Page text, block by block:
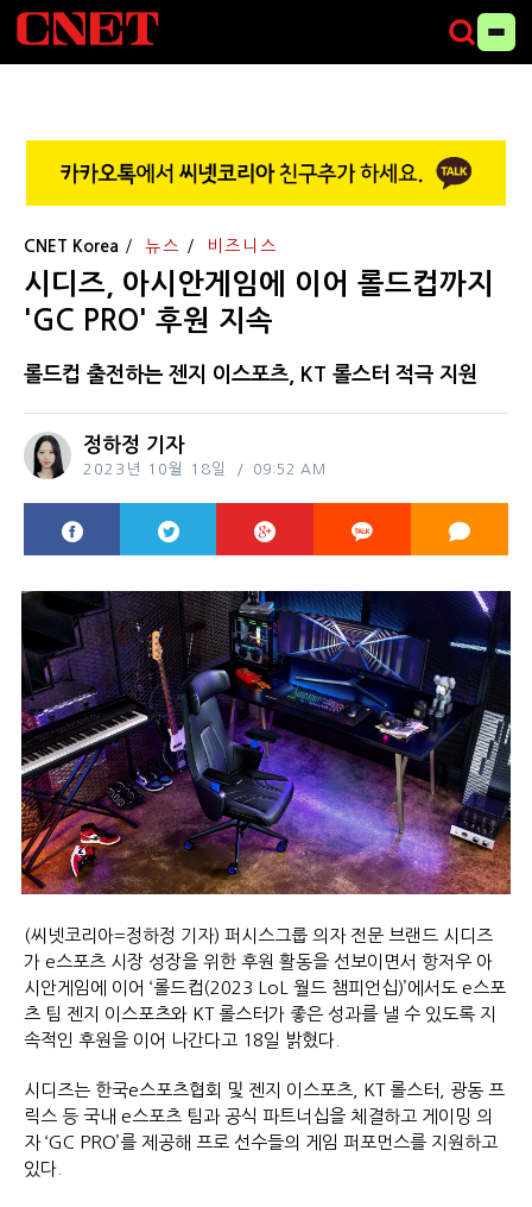
CNET Korea 뉴스 비즈니스
시디즈, 아시안게임에 이어 롤드컵까지
'GC PRO' 후원 지속
롤드컵 출전하는 젠지 이스포츠, KT 롤스터 적극 지원
정하정 기자
2023년 10월 18일 09:52 AM
(씨넷코리아=정하정 기자) 퍼시스그룹 의자 전문 브랜드 시디즈
가 e스포츠 시장 성장을 위한 후원 활동을 선보이면서 항저우 아
시안게임에 이어 ‘롤드컵(2023 LoL 월드 챔피언십)’에서도 e스포
츠 팀 젠지 이스포츠와 KT 롤스터가 좋은 성과를 낼 수 있도록 지
속적인 후원을 이어 나간다고 18일 밝혔다.
시디즈는 한국e스포츠협회 및 젠지 이스포츠, KT 롤스터, 광동 프
릭스 등 국내 e스포츠 팀과 공식 파트너십을 체결하고 게이밍 의
자 ‘GC PRO’를 제공해 프로 선수들의 게임 퍼포먼스를 지원하고
있다.